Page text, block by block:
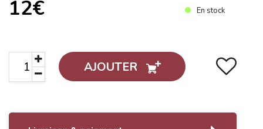
12€ En stock
AJOUTER